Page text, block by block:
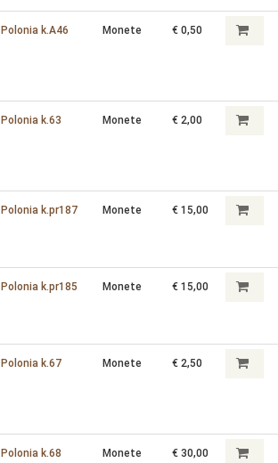
Polonia k.A46 Monete € 0,50
Polonia k.63 Monete € 2,00
Polonia k.pr187 Monete € 15,00
Polonia k.pr185 Monete € 15,00
Polonia k.67 Monete € 2,50
Polonia k.68 Monete € 30,00